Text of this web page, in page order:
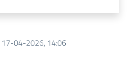
17-04-2026, 14:06